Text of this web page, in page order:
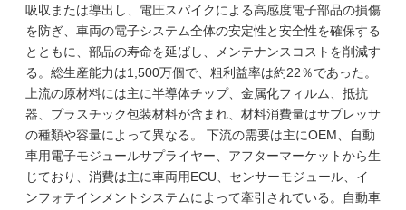
吸収または導出し、電圧スパイクによる高感度電子部品の損傷
を防ぎ、車両の電子システム全体の安定性と安全性を確保する
とともに、部品の寿命を延ばし、メンテナンスコストを削減す
る。総生産能力は1,500万個で、粗利益率は約22％であった。
上流の原材料には主に半導体チップ、金属化フィルム、抵抗
器、プラスチック包装材料が含まれ、材料消費量はサプレッサ
の種類や容量によって異なる。 下流の需要は主にOEM、自動
車用電子モジュールサプライヤー、アフターマーケットから生
じており、消費は主に車両用ECU、センサーモジュール、イ
ンフォテインメントシステムによって牽引されている。自動車